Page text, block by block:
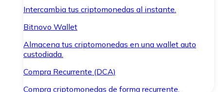
Intercambia tus criptomonedas al instante.
Bitnovo Wallet
Almacena tus criptomonedas en una wallet auto
custodiada.
Compra Recurrente (DCA)
Compra criptomonedas de forma recurrente.